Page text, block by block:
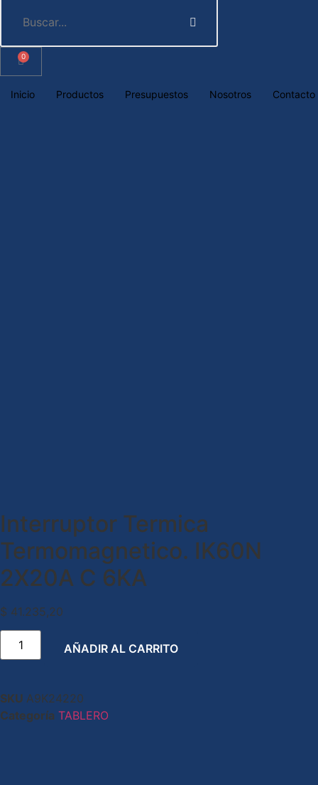
0
Inicio Productos Presupuestos Nosotros Contacto
Interruptor Termica
Termomagnetico. IK60N
2X20A C 6KA
$ 41.235,20
AÑADIR AL CARRITO
SKU A9K24220
Categoría TABLERO